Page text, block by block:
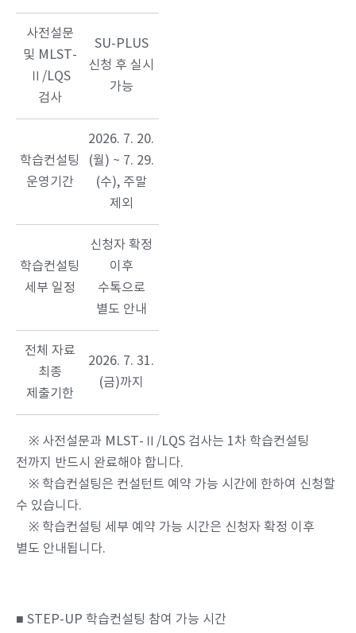
사전설문
및 MLST-
Ⅱ/LQS
검사
SU-PLUS
신청 후 실시
가능
학습컨설팅
운영기간
2026. 7. 20.
(월) ~ 7. 29.
(수), 주말
제외
학습컨설팅
세부 일정
신청자 확정
이후
수톡으로
별도 안내
전체 자료
최종
제출기한
2026. 7. 31.
(금)까지
※ 사전설문과 MLST-Ⅱ/LQS 검사는 1차 학습컨설팅
전까지 반드시 완료해야 합니다.
※ 학습컨설팅은 컨설턴트 예약 가능 시간에 한하여 신청할
수 있습니다.
※ 학습컨설팅 세부 예약 가능 시간은 신청자 확정 이후
별도 안내됩니다.
■ STEP-UP 학습컨설팅 참여 가능 시간